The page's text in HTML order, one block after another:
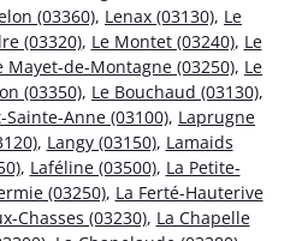
(03360), Lenax (03130), Le
(03320), Le Montet (03240), Le
Mayet-de-Montagne (03250), Le
(03350), Le Bouchaud (03130),
Sainte-Anne (03100), Laprugne
, Langy (03150), Lamaids
, Laféline (03500), La Petite-
(03250), La Ferté-Hauterive
Chasses (03230), La Chapelle